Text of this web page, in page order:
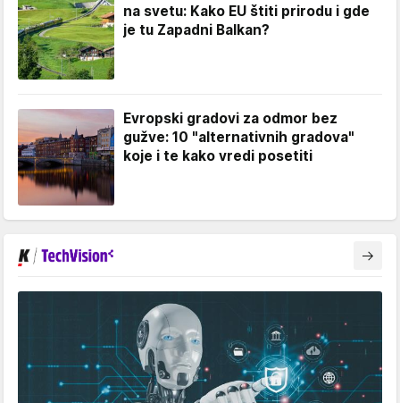
na svetu: Kako EU štiti prirodu i gde
je tu Zapadni Balkan?
Evropski gradovi za odmor bez
gužve: 10 "alternativnih gradova"
koje i te kako vredi posetiti